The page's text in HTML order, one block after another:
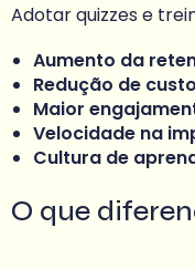
Adotar quizzes e
Aumento da
Redução de
Maior
Velocidade na
Cultura de
O que